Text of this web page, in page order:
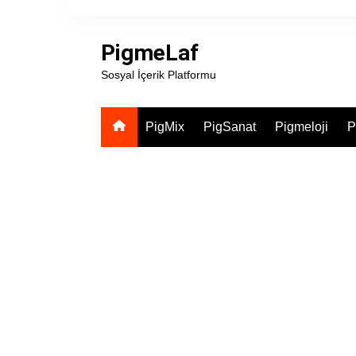
PigmeLaf
Sosyal İçerik Platformu
PigMix PigSanat Pigmeloji